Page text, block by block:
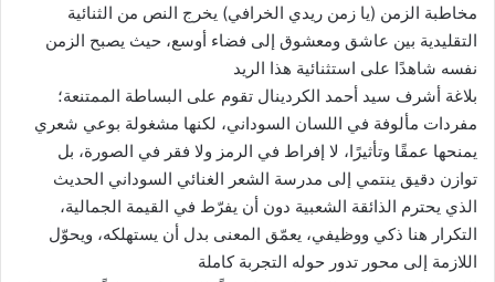
مخاطبة الزمن (يا زمن ريدي الخرافي) يخرج النص من الثنائية
التقليدية بين عاشق ومعشوق إلى فضاء أوسع، حيث يصبح الزمن
نفسه شاهدًا على استثنائية هذا الريد
بلاغة أشرف سيد أحمد الكردينال تقوم على البساطة الممتنعة؛
مفردات مألوفة في اللسان السوداني، لكنها مشغولة بوعي شعري
يمنحها عمقًا وتأثيرًا، لا إفراط في الرمز ولا فقر في الصورة، بل
توازن دقيق ينتمي إلى مدرسة الشعر الغنائي السوداني الحديث
الذي يحترم الذائقة الشعبية دون أن يفرّط في القيمة الجمالية،
التكرار هنا ذكي ووظيفي، يعمّق المعنى بدل أن يستهلكه، ويحوّل
اللازمة إلى محور تدور حوله التجربة كاملة